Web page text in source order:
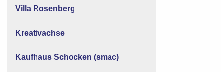
Villa Rosenberg
Kreativachse
Kaufhaus Schocken (smac)